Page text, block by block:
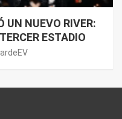
UN NUEVO RIVER:
ESTADIO